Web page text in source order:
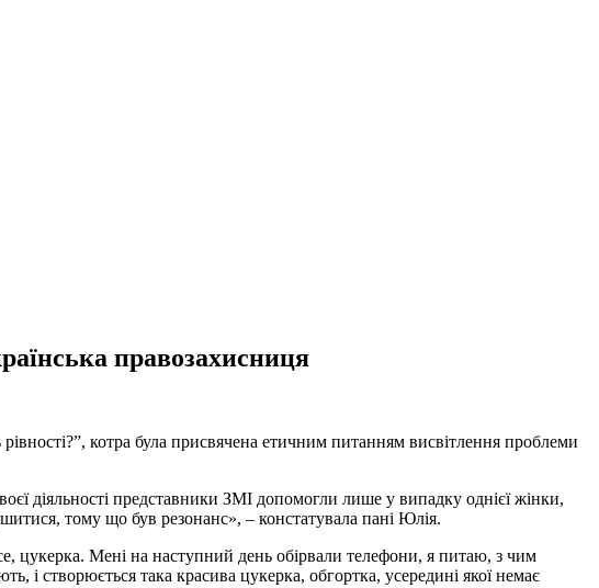
правозахисниця
котра була присвячена етичним питанням висвітлення проблеми
діяльності представники ЗМІ допомогли лише у випадку однієї жінки,
тому що був резонанс», – констатувала пані Юлія.
цукерка. Мені на наступний день обірвали телефони, я питаю, з чим
і створюється така красива цукерка, обгортка, усередині якої немає